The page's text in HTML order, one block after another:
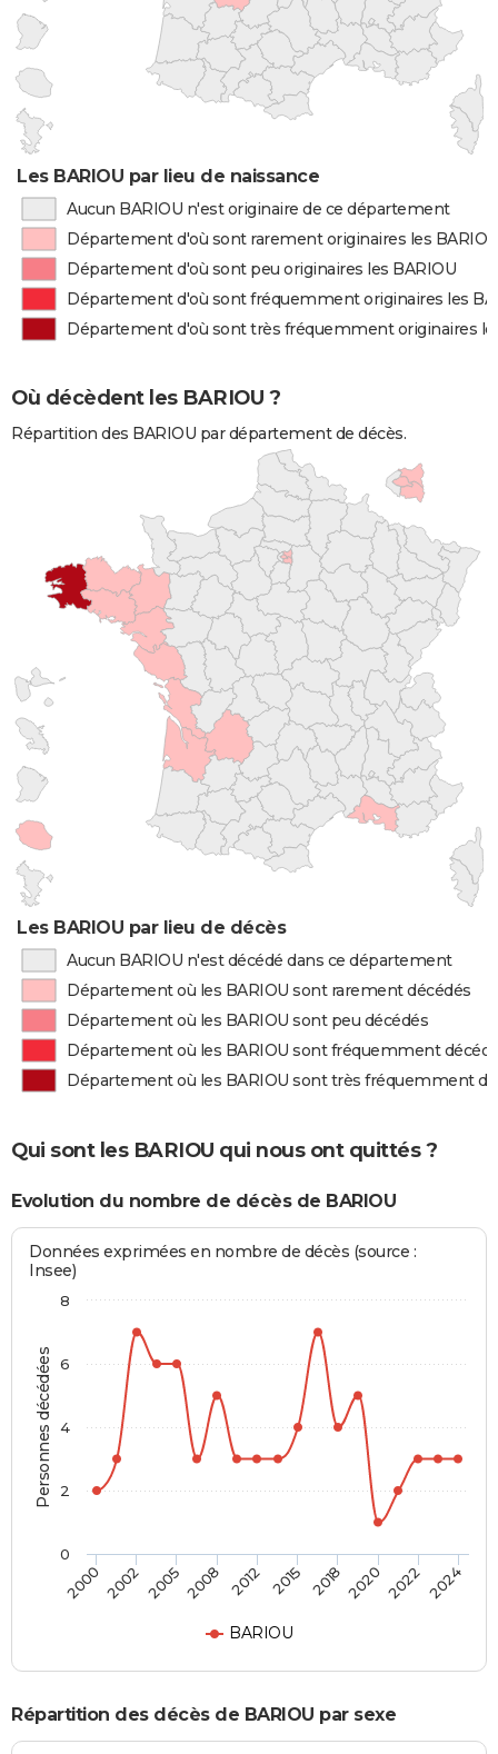
Les BARIOU par lieu de naissance
Aucun BARIOU n'est originaire de ce département
Département d'où sont rarement originaires les BARIOU
Département d'où sont peu originaires les BARIOU
Département d'où sont fréquemment originaires les
Département d'où sont très fréquemment originaires
Où décèdent les BARIOU ?
Répartition des BARIOU par département de décès.
Les BARIOU par lieu de décès
Aucun BARIOU n'est décédé dans ce département
Département où les BARIOU sont rarement décédés
Département où les BARIOU sont peu décédés
Département où les BARIOU sont fréquemment
Département où les BARIOU sont très fréquemment
Qui sont les BARIOU qui nous ont quittés ?
Evolution du nombre de décès de BARIOU
Personnes décédées
Données exprimées en nombre de décès (source :
Insee)
BARIOU
2000 2002 20052008 2012 2015 2018 2020 2022 2024
0
2
4
6
8
Répartition des décès de BARIOU par sexe